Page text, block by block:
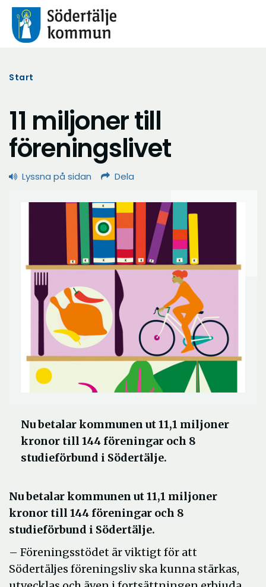
Start
11 miljoner till
föreningslivet
Lyssna på sidan Dela
Nu betalar kommunen ut 11,1 miljoner
kronor till 144 föreningar och 8
studieförbund i Södertälje.
Nu betalar kommunen ut 11,1 miljoner
kronor till 144 föreningar och 8
studieförbund i Södertälje.
– Föreningsstödet är viktigt för att
Södertäljes föreningsliv ska kunna stärkas,